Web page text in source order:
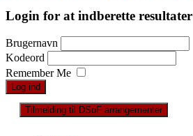
Login for at indberette resultater
Brugernavn
Kodeord
Remember Me
Tilmelding til DSoF arrangementer